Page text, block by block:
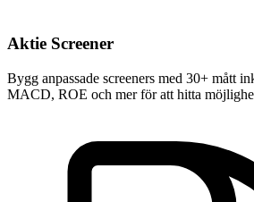
Aktie Screener
Bygg anpassade screeners med 30+ mått
MACD, ROE och mer för att hitta